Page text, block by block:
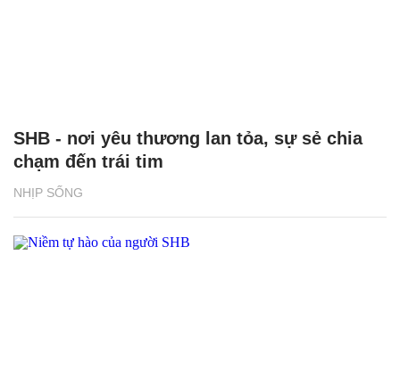
NHỊP SỐNG
SHB - nơi yêu thương lan tỏa, sự sẻ chia
chạm đến trái tim